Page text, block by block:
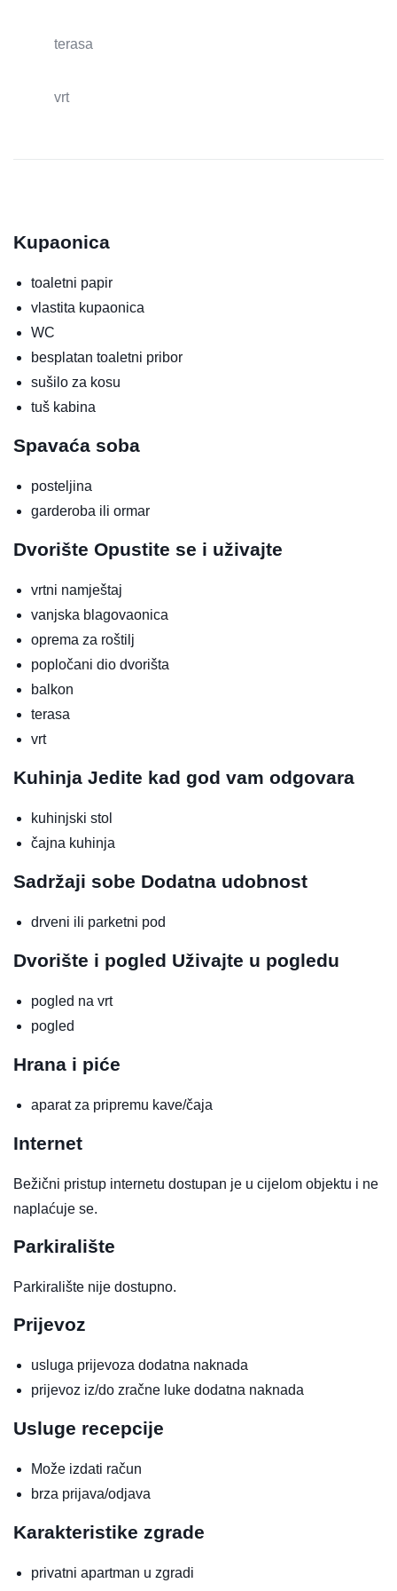
terasa
vrt
Kupaonica
toaletni papir
vlastita kupaonica
WC
besplatan toaletni pribor
sušilo za kosu
tuš kabina
Spavaća soba
posteljina
garderoba ili ormar
Dvorište Opustite se i uživajte
vrtni namještaj
vanjska blagovaonica
oprema za roštilj
popločani dio dvorišta
balkon
terasa
vrt
Kuhinja Jedite kad god vam odgovara
kuhinjski stol
čajna kuhinja
Sadržaji sobe Dodatna udobnost
drveni ili parketni pod
Dvorište i pogled Uživajte u pogledu
pogled na vrt
pogled
Hrana i piće
aparat za pripremu kave/čaja
Internet
Bežični pristup internetu dostupan je u cijelom objektu i ne
naplaćuje se.
Parkiralište
Parkiralište nije dostupno.
Prijevoz
usluga prijevoza dodatna naknada
prijevoz iz/do zračne luke dodatna naknada
Usluge recepcije
Može izdati račun
brza prijava/odjava
Karakteristike zgrade
privatni apartman u zgradi